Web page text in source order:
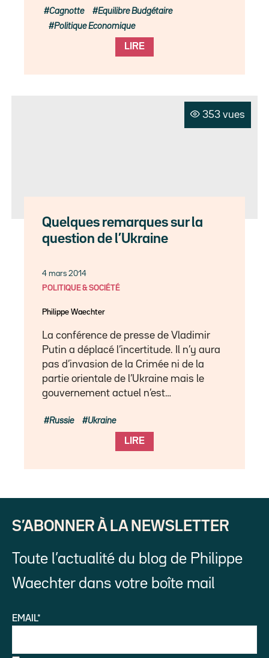
LIRE
Cagnotte
Equilibre Budgétaire
Politique Economique
353 vues
Quelques remarques sur la
question de l’Ukraine
4 mars 2014
POLITIQUE & SOCIÉTÉ
Philippe Waechter
La conférence de presse de Vladimir
Putin a déplacé l’incertitude. Il n’y aura
pas d’invasion de la Crimée ni de la
partie orientale de l’Ukraine mais le
gouvernement actuel n’est…
LIRE
Russie Ukraine
S’ABONNER À LA NEWSLETTER
Toute l’actualité du blog de Philippe
Waechter dans votre boîte mail
EMAIL*